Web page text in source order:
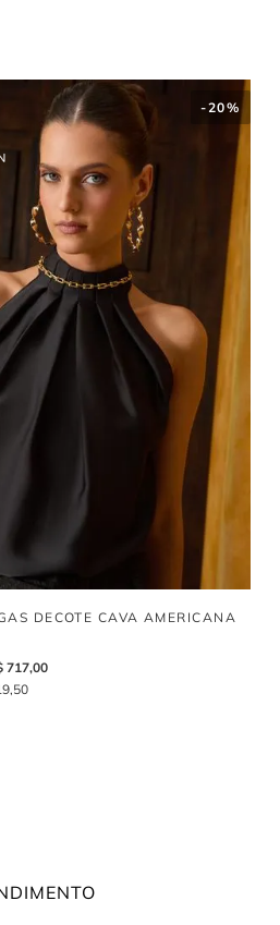
e a elegância do
-20%
DECOTE CAVA AMERICANA
717,00
,50